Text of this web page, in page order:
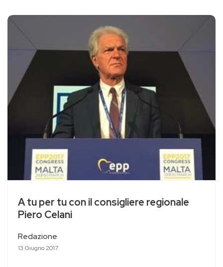
A tu per tu con il consigliere regionale
Piero Celani
Redazione
13 Giugno 2017